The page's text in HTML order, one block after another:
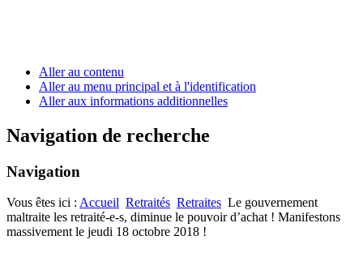
Aller au contenu
Aller au menu principal et à l'identification
Aller aux informations additionnelles
Navigation de recherche
Navigation
Vous êtes ici : Accueil Retraités Retraites Le gouvernement
maltraite les retraité-e-s, diminue le pouvoir d’achat ! Manifestons
massivement le jeudi 18 octobre 2018 !